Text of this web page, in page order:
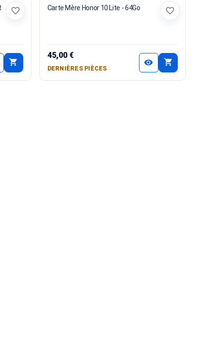
shopping_cart
favorite_border Carte Mère Honor 10 Lite - 64Go
45,00 €
DERNIÈRES PIÈCES
visibility shopping_cart
favorite_border